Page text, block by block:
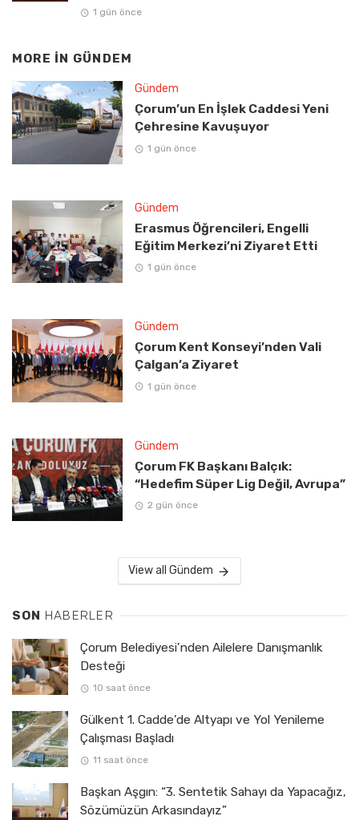
1 gün önce
MORE IN GÜNDEM
Gündem
Çorum’un En İşlek Caddesi Yeni
Çehresine Kavuşuyor
1 gün önce
Gündem
Erasmus Öğrencileri, Engelli
Eğitim Merkezi’ni Ziyaret Etti
1 gün önce
Gündem
Çorum Kent Konseyi’nden Vali
Çalgan’a Ziyaret
1 gün önce
Gündem
Çorum FK Başkanı Balçık:
“Hedefim Süper Lig Değil, Avrupa”
2 gün önce
View all Gündem
SON HABERLER
Çorum Belediyesi’nden Ailelere Danışmanlık
Desteği
10 saat önce
Gülkent 1. Cadde’de Altyapı ve Yol Yenileme
Çalışması Başladı
11 saat önce
Başkan Aşgın: “3. Sentetik Sahayı da Yapacağız,
Sözümüzün Arkasındayız”